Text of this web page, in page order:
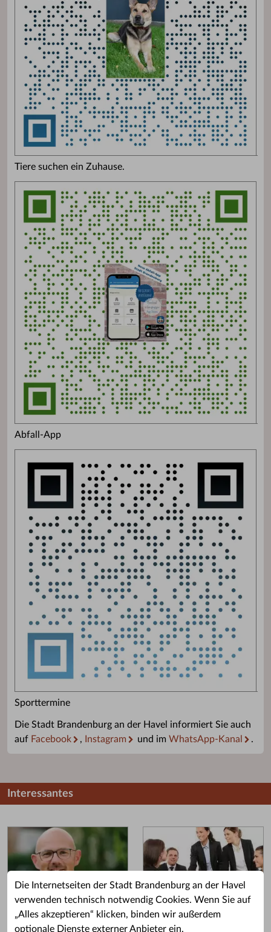
Die Internetseiten der Stadt Brandenburg an der Havel
verwenden technisch notwendig Cookies. Wenn Sie auf
„Alles akzeptieren“ klicken, binden wir außerdem
optionale Dienste externer Anbieter ein.
Tiere suchen ein Zuhause.
Abfall-App
Sporttermine
Die Stadt Brandenburg an der Havel informiert Sie auch
auf Facebook , Instagram und im WhatsApp-Kanal .
Interessantes
Grußwort des OB